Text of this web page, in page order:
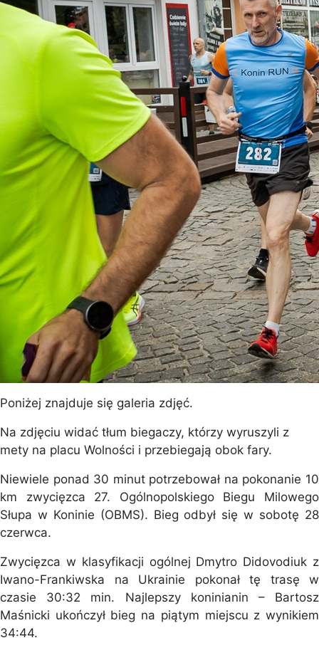
Poniżej znajduje się galeria zdjęć.
Na zdjęciu widać tłum biegaczy, którzy wyruszyli z
mety na placu Wolności i przebiegają obok fary.
Niewiele ponad 30 minut potrzebował na pokonanie 10
km zwycięzca 27. Ogólnopolskiego Biegu Milowego
Słupa w Koninie (OBMS). Bieg odbył się w sobotę 28
czerwca.
Zwycięzca w klasyfikacji ogólnej Dmytro Didovodiuk z
Iwano-Frankiwska na Ukrainie pokonał tę trasę w
czasie 30:32 min. Najlepszy koninianin – Bartosz
Maśnicki ukończył bieg na piątym miejscu z wynikiem
34:44.